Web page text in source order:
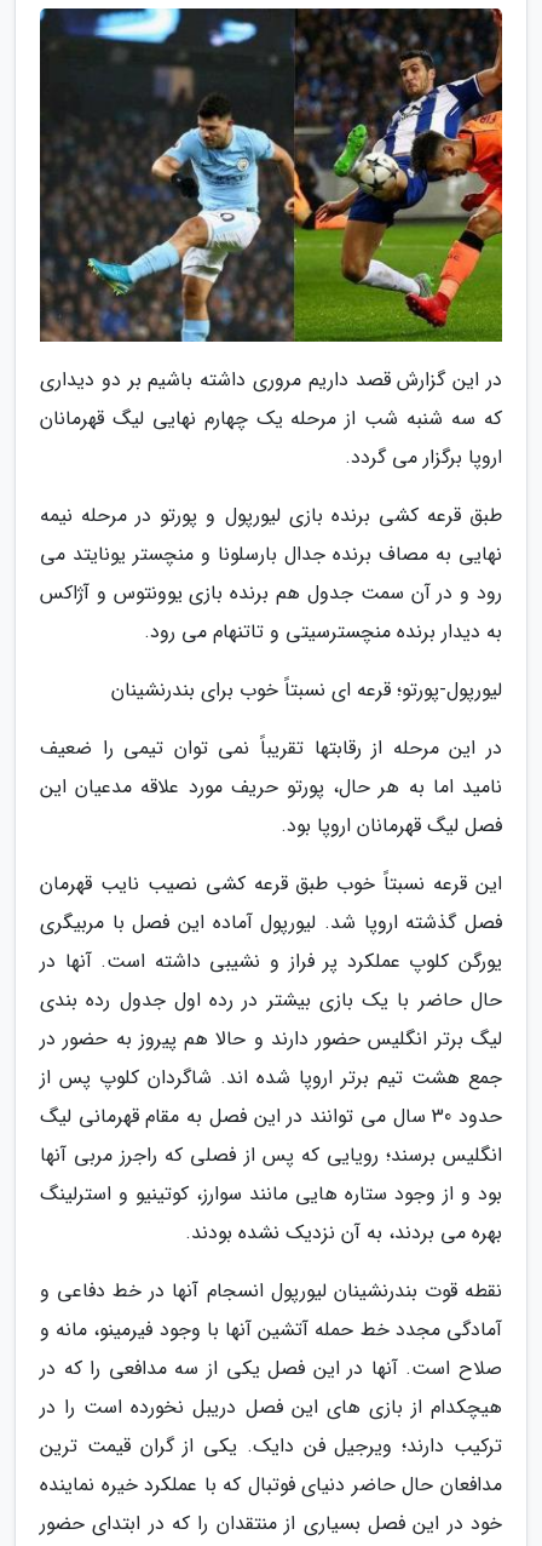
در این گزارش قصد داریم مروری داشته باشیم بر دو دیداری
که سه شنبه شب از مرحله یک چهارم نهایی لیگ قهرمانان
اروپا برگزار می گردد.
طبق قرعه کشی برنده بازی لیورپول و پورتو در مرحله نیمه
نهایی به مصاف برنده جدال بارسلونا و منچستر یونایتد می
رود و در آن سمت جدول هم برنده بازی یوونتوس و آژاکس
به دیدار برنده منچسترسیتی و تاتنهام می رود.
لیورپول-پورتو؛ قرعه ای نسبتاً خوب برای بندرنشینان
در این مرحله از رقابتها تقریباً نمی توان تیمی را ضعیف
نامید اما به هر حال، پورتو حریف مورد علاقه مدعیان این
فصل لیگ قهرمانان اروپا بود.
این قرعه نسبتاً خوب طبق قرعه کشی نصیب نایب قهرمان
فصل گذشته اروپا شد. لیورپول آماده این فصل با مربیگری
یورگن کلوپ عملکرد پر فراز و نشیبی داشته است. آنها در
حال حاضر با یک بازی بیشتر در رده اول جدول رده بندی
لیگ برتر انگلیس حضور دارند و حالا هم پیروز به حضور در
جمع هشت تیم برتر اروپا شده اند. شاگردان کلوپ پس از
حدود 30 سال می توانند در این فصل به مقام قهرمانی لیگ
انگلیس برسند؛ رویایی که پس از فصلی که راجرز مربی آنها
بود و از وجود ستاره هایی مانند سوارز، کوتینیو و استرلینگ
بهره می بردند، به آن نزدیک نشده بودند.
نقطه قوت بندرنشینان لیورپول انسجام آنها در خط دفاعی و
آمادگی مجدد خط حمله آتشین آنها با وجود فیرمینو، مانه و
صلاح است. آنها در این فصل یکی از سه مدافعی را که در
هیچکدام از بازی های این فصل دریبل نخورده است را در
ترکیب دارند؛ ویرجیل فن دایک. یکی از گران قیمت ترین
مدافعان حال حاضر دنیای فوتبال که با عملکرد خیره نماینده
خود در این فصل بسیاری از منتقدان را که در ابتدای حضور